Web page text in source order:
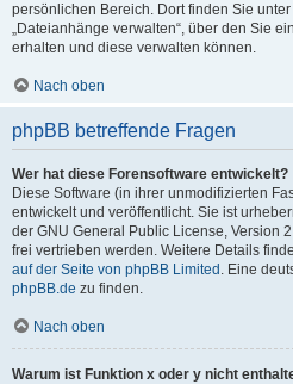
persönlichen Bereich. Dort finden Sie unter
„Dateianhänge verwalten“, über den Sie
erhalten und diese verwalten können.
Nach oben
phpBB betreffende Fragen
Wer hat diese Forensoftware entwickelt?
Diese Software (in ihrer unmodifizierten
entwickelt und veröffentlicht. Sie ist
der GNU General Public License, Version
frei vertrieben werden. Weitere Details
auf der Seite von phpBB Limited . Eine
phpBB.de zu finden.
Nach oben
Warum ist Funktion x oder y nicht